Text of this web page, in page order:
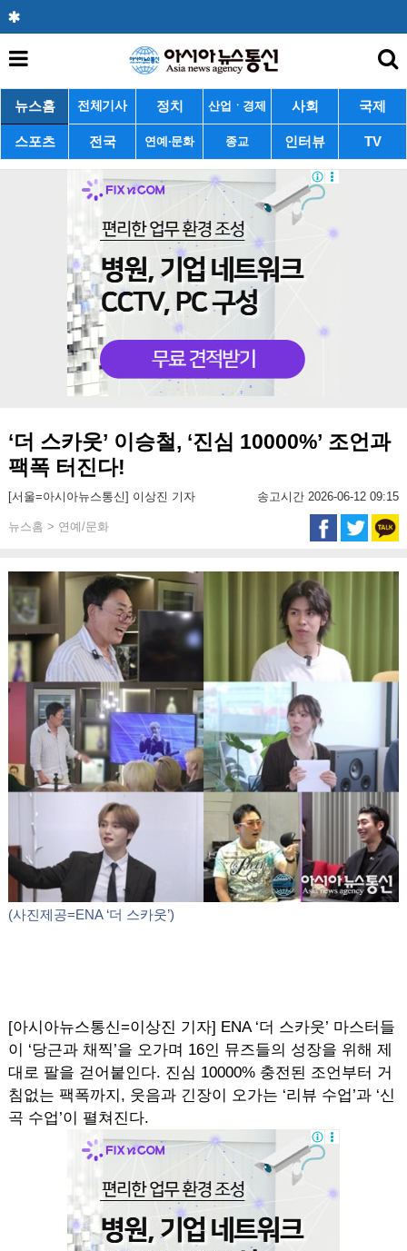
뉴스홈 전체기사 정치 산업ㆍ경제 사회 국제
스포츠 전국 연예·문화 종교 인터뷰 TV
‘더 스카웃’ 이승철, ‘진심 10000%’ 조언과
팩폭 터진다!
[서울=아시아뉴스통신] 이상진 기자 송고시간 2026-06-12 09:15
뉴스홈 > 연예/문화
(사진제공=ENA ‘더 스카웃’)
[아시아뉴스통신=이상진 기자] ENA ‘더 스카웃’ 마스터들
이 ‘당근과 채찍’을 오가며 16인 뮤즈들의 성장을 위해 제
대로 팔을 걷어붙인다. 진심 10000% 충전된 조언부터 거
침없는 팩폭까지, 웃음과 긴장이 오가는 ‘리뷰 수업’과 ‘신
곡 수업’이 펼쳐진다.